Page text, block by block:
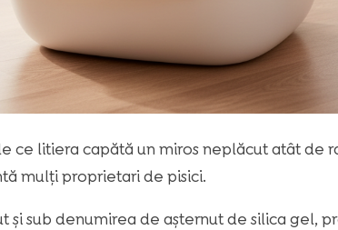
ce litiera capătă un miros neplăcut atât de
mulți proprietari de pisici.
și sub denumirea de așternut de silica gel,